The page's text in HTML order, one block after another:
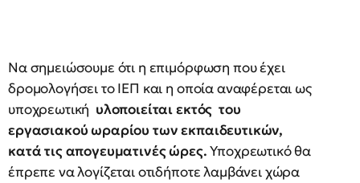
Να σημειώσουμε ότι η επιμόρφωση που έχει
δρομολογήσει το ΙΕΠ και η οποία αναφέρεται ως
υποχρεωτική υλοποιείται εκτός του
εργασιακού ωραρίου των εκπαιδευτικών,
κατά τις απογευματινές ώρες.Υποχρεωτικό θα
έπρεπε να λογίζεται οτιδήποτε λαμβάνει χώρα